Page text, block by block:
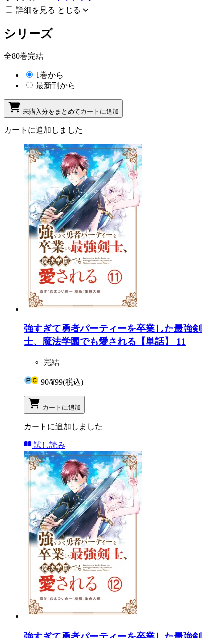
詳細を見る とじる
シリーズ
全80巻完結
1巻から
最新刊から
未購入分をまとめてカートに追加
カートに追加しました
強すぎて勇者パーティーを卒業した最強剣
士、魔法学園でも愛される【単話】 11
完結
90/¥99(税込)
カートに追加
カートに追加しました
試し読み